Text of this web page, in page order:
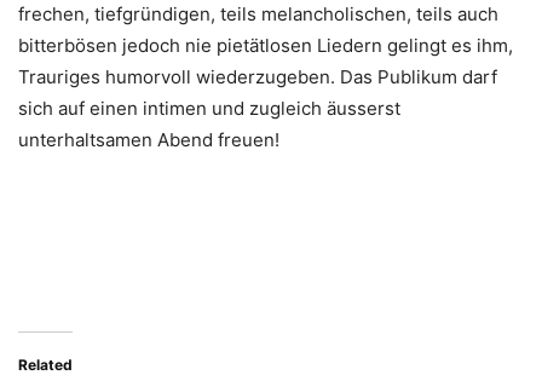
frechen, tiefgründigen, teils melancholischen, teils auch
bitterbösen jedoch nie pietätlosen Liedern gelingt es ihm,
Trauriges humorvoll wiederzugeben. Das Publikum darf
sich auf einen intimen und zugleich äusserst
unterhaltsamen Abend freuen!
Related